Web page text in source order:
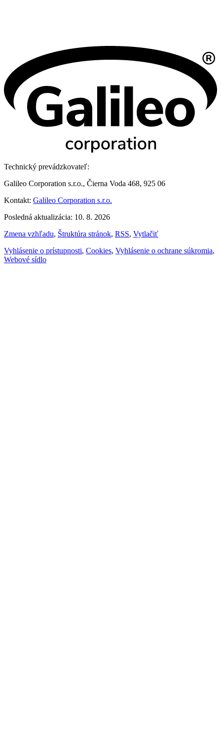
Technický prevádzkovateľ:
Galileo Corporation s.r.o., Čierna Voda 468, 925 06
Kontakt: Galileo Corporation s.r.o.
Posledná aktualizácia: 10. 8. 2026
Zmena vzhľadu, Štruktúra stránok, RSS, Vytlačiť
Vyhlásenie o prístupnosti, Cookies, Vyhlásenie o ochrane súkromia,
Webové sídlo